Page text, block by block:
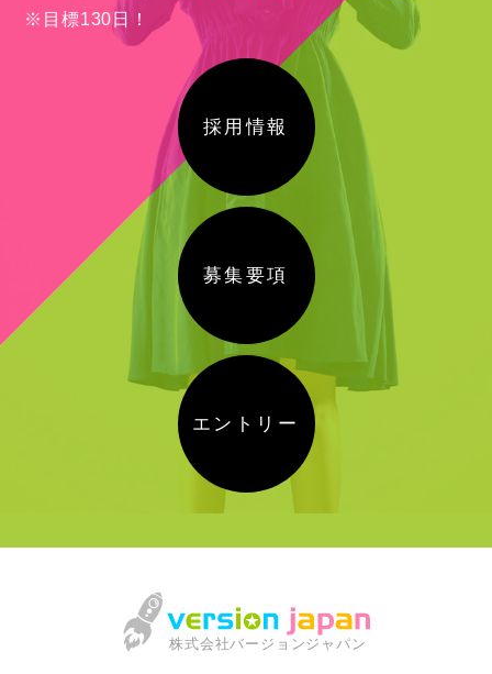
※目標130日！
採用情報
募集要項
エントリー
株式会社バージョンジャパン